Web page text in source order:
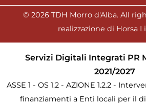
© 2026 TDH Morro d'Alba. All
realizzazione di Horsa
Servizi Digitali Integrati PR
2021/2027
ASSE 1 - OS 1.2 - AZIONE 1.2.2 -
finanziamenti a Enti locali per il